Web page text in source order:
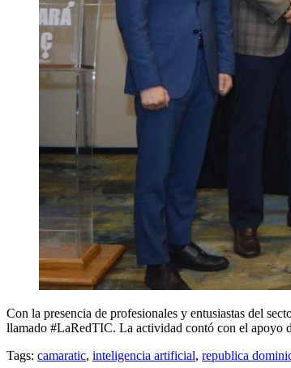
Con la presencia de profesionales y entusiastas del
llamado #LaRedTIC. La actividad contó con el apoyo
Tags: camaratic, inteligencia artificial, republica